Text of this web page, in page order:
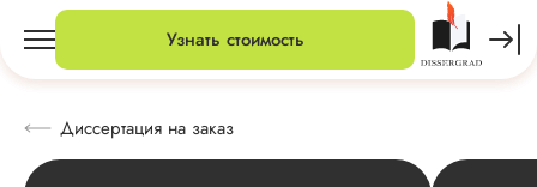
Узнать стоимость
Диссертация на заказ